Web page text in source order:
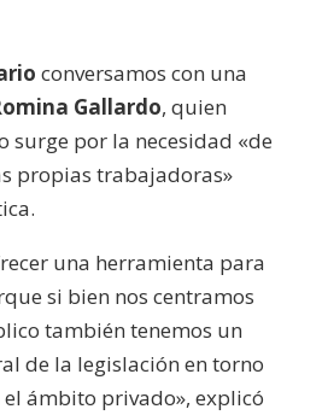
conversamos con una
Gallardo, quien
surge por la necesidad «de
propias trabajadoras»
una herramienta para
si bien nos centramos
también tenemos un
de la legislación en torno
el ámbito privado», explicó